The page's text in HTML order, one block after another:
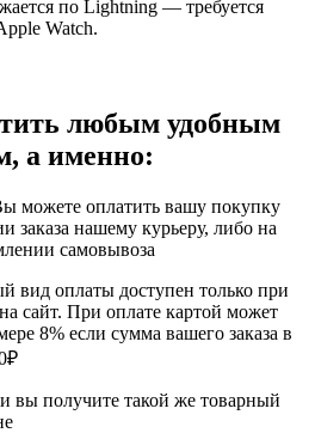
по Lightning — требуется
Watch.
любым удобным
а именно:
можете оплатить вашу покупку
заказа нашему курьеру, либо на
самовывоза
вид оплаты доступен только при
сайт. При оплате картой может
8% если сумма вашего заказа в
вы получите такой же товарный